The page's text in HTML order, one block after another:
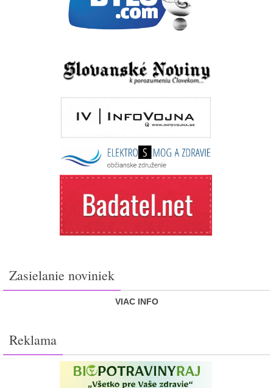
Zasielanie noviniek
VIAC INFO
Reklama